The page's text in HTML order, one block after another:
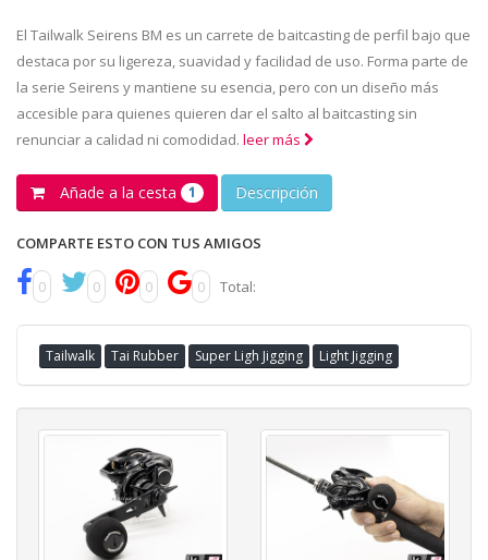
El Tailwalk Seirens BM es un carrete de baitcasting de perfil bajo que
destaca por su ligereza, suavidad y facilidad de uso. Forma parte de
la serie Seirens y mantiene su esencia, pero con un diseño más
accesible para quienes quieren dar el salto al baitcasting sin
renunciar a calidad ni comodidad. leer más
Añade a la cesta 1 Descripción
COMPARTE ESTO CON TUS AMIGOS
0 0 0 0 Total:
Tailwalk Tai Rubber Super Ligh Jigging Light Jigging